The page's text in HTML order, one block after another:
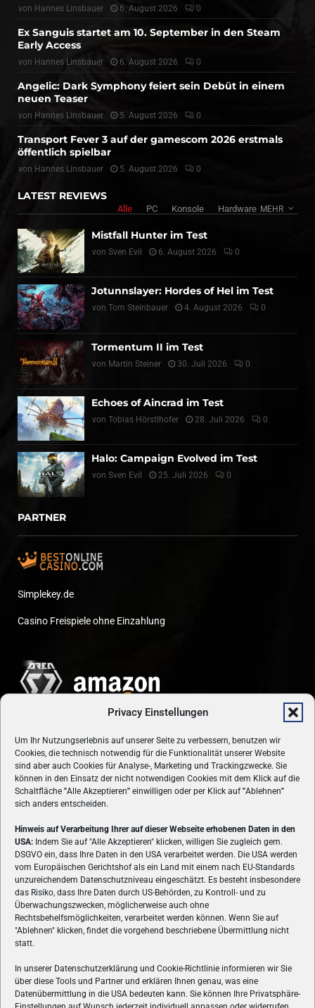
Privacy Einstellungen
Um Ihr Nutzungserlebnis auf unserer Seite zu verbessern, benutzen wir
Cookies, die technisch notwendig für die Funktionalität unserer Website
sind aber auch Cookies für Analyse-, Marketing und Trackingzwecke. Sie
können in den Einsatz der nicht notwendigen Cookies mit dem Klick auf die
Schaltfläche "Alle Akzeptieren" einwilligen oder per Klick auf"Ablehnen"
sich anders entscheiden.
Hinweis auf Verarbeitung Ihrer auf dieser Webseite erhobenen Daten in den
USA: Indem Sie auf "Alle Akzeptieren" klicken, willigen Sie zugleich gem.
DSGVO ein, dass Ihre Daten in den USA verarbeitet werden. Die USA werden
vom Europäischen Gerichtshof als ein Land mit einem nach EU-Standards
unzureichendem Datenschutzniveau eingeschätzt. Es besteht insbesondere
das Risiko, dass Ihre Daten durch US-Behörden, zu Kontroll- und zu
Überwachungszwecken, möglicherweise auch ohne
Rechtsbehelfsmöglichkeiten, verarbeitet werden können. Wenn Sie auf
"Ablehnen" klicken, findet die vorgehend beschriebene Übermittlung nicht
statt.
In unserer Datenschutzerklärung und Cookie-Richtlinie informieren wir Sie
über diese Tools und Partner und erklären Ihnen genau, was eine
Datenübermittlung in die USA bedeuten kann. Sie können Ihre Privatsphäre-
von Hannes Linsbauer 6. August 2026 0
Ex Sanguis startet am 10. September in den Steam
Early Access
von Hannes Linsbauer 6. August 2026 0
Angelic: Dark Symphony feiert sein Debüt in einem
neuen Teaser
von Hannes Linsbauer 5. August 2026 0
Transport Fever 3 auf der gamescom 2026 erstmals
öffentlich spielbar
von Hannes Linsbauer 5. August 2026 0
LATEST REVIEWS
Alle PC Konsole Hardware MEHR
Mistfall Hunter im Test
von Sven Evil 6. August 2026 0
Jotunnslayer: Hordes of Hel im Test
von Tom Steinbauer 4. August 2026 0
Tormentum II im Test
von Martin Steiner 30. Juli 2026 0
Echoes of Aincrad im Test
von Tobias Hörstlhofer 28. Juli 2026 0
Halo: Campaign Evolved im Test
von Sven Evil 25. Juli 2026 0
PARTNER
Simplekey.de
Casino Freispiele ohne Einzahlung
ÜBER UNS
VON GAMERN, FÜR GAMER! Gamers.at ist das älteste Online-
Spielemagazin Österreichs und bringt täglich aktuelle News,
Reviews und Videos zu PC- und Konsolenspielen, Gaming-
Hardware und aus der Welt des e-Sport's.
FOLGE UNS